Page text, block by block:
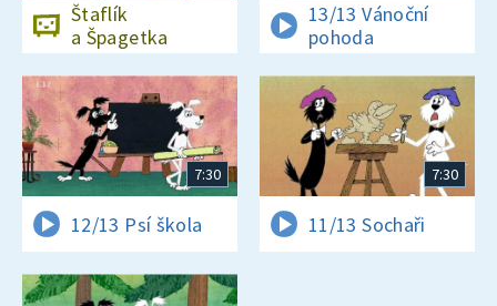
Štaflík
a Špagetka
13/13 Vánoční
pohoda
7:30
12/13 Psí škola
7:30
11/13 Sochaři